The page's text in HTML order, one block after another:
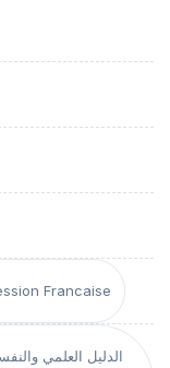
Francaise
الدليل العلمي